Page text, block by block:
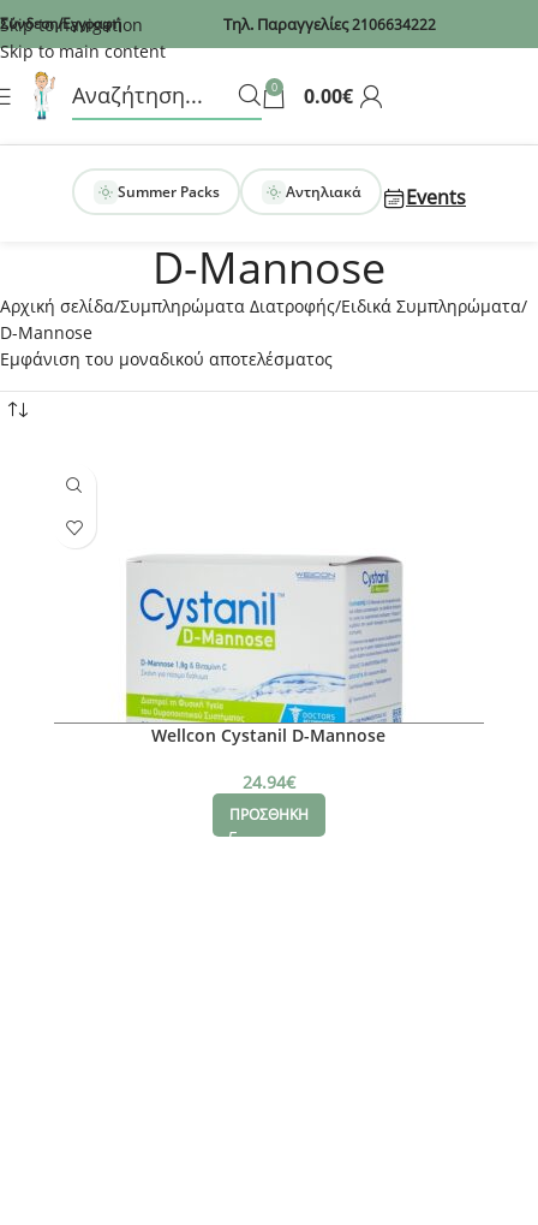
Recaptcha
Skip to navigation
Skip to main content
Σύνδεση/Εγγραφή Τηλ. Παραγγελίες2106634222
0 0.00€
Summer Packs Αντηλιακά Events
D-Mannose
Αρχική σελίδα Συμπληρώματα Διατροφής Ειδικά Συμπληρώματα
D-Mannose
Εμφάνιση του μοναδικού αποτελέσματος
Wellcon Cystanil D-Mannose
24.94€
ΠΡΟΣΘΗΚΗ